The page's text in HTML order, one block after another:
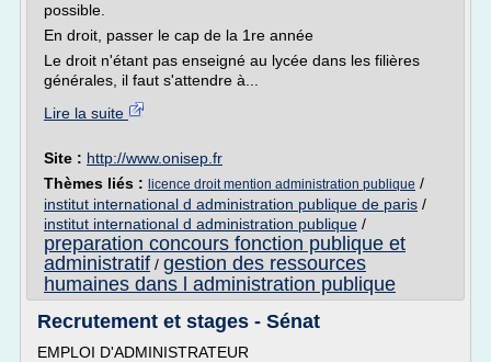
possible.
En droit, passer le cap de la 1re année
Le droit n'étant pas enseigné au lycée dans les filières
générales, il faut s'attendre à...
Lire la suite
Site : http://www.onisep.fr
Thèmes liés : licence droit mention administration publique /
institut international d administration publique de paris /
institut international d administration publique /
preparation concours fonction publique et
administratif / gestion des ressources
humaines dans l administration publique
Recrutement et stages - Sénat
EMPLOI D'ADMINISTRATEUR